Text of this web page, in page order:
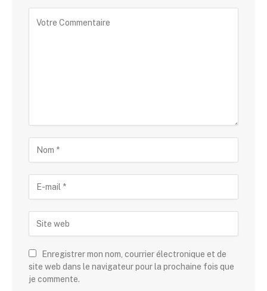
Enregistrer mon nom, courrier électronique et de
site web dans le navigateur pour la prochaine fois que
je commente.